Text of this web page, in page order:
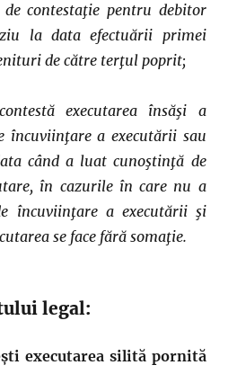
contestaţie pentru debitor
la data efectuării primei
de către terţul poprit;
executarea însăşi a
încuviinţare a executării sau
când a luat cunoştinţă de
în cazurile în care nu a
încuviinţare a executării şi
se face fără somaţie.
legal:
executarea silită pornită